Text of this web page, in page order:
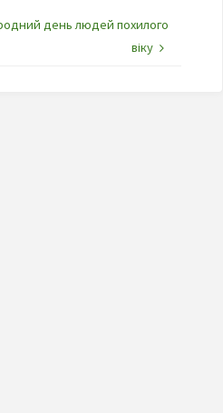
день людей похилого
віку